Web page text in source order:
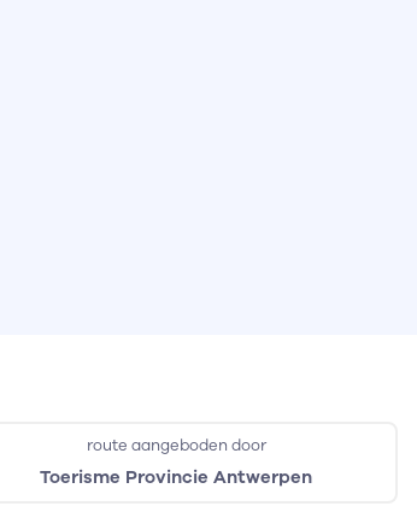
route aangeboden door
Toerisme Provincie Antwerpen